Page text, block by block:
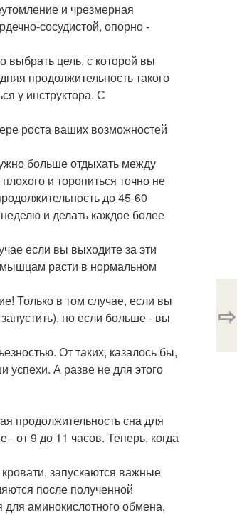
и чрезмерная
сосудистой, опорно -
выбрать цель, с которой вы
продолжительность такого
у инструктора. С
роста ваших возможностей
больше отдыхать между
и торопиться точно не
до 45-60
и делать каждое более
если вы выходите за эти
мышцам расти в нормальном
Только в том случае, если вы
но если больше - вы
От таких, казалось бы,
успехи. А разве не для этого
продолжительность сна для
- от 9 до 11 часов. Теперь, когда
запускаются важные
после полученной
для аминокислотного обмена,
⇨